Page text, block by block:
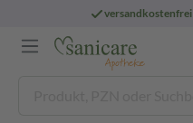
versandkostenfrei